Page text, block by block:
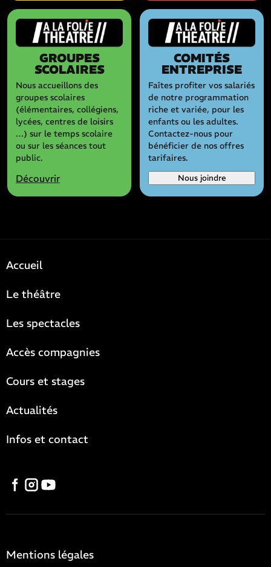
GROUPES
SCOLAIRES
Nous accueillons des
groupes scolaires
(élémentaires, collégiens,
lycées, centres de loisirs
…) sur le temps scolaire
ou sur les séances tout
public.
Découvrir
COMITÉS
ENTREPRISE
Faîtes profiter vos salariés
de notre programmation
riche et variée, pour les
enfants ou les adultes.
Contactez-nous pour
bénéficier de nos offres
tarifaires.
Nous joindre
Accueil
Le théâtre
Les spectacles
Accès compagnies
Cours et stages
Actualités
Infos et contact
Mentions légales